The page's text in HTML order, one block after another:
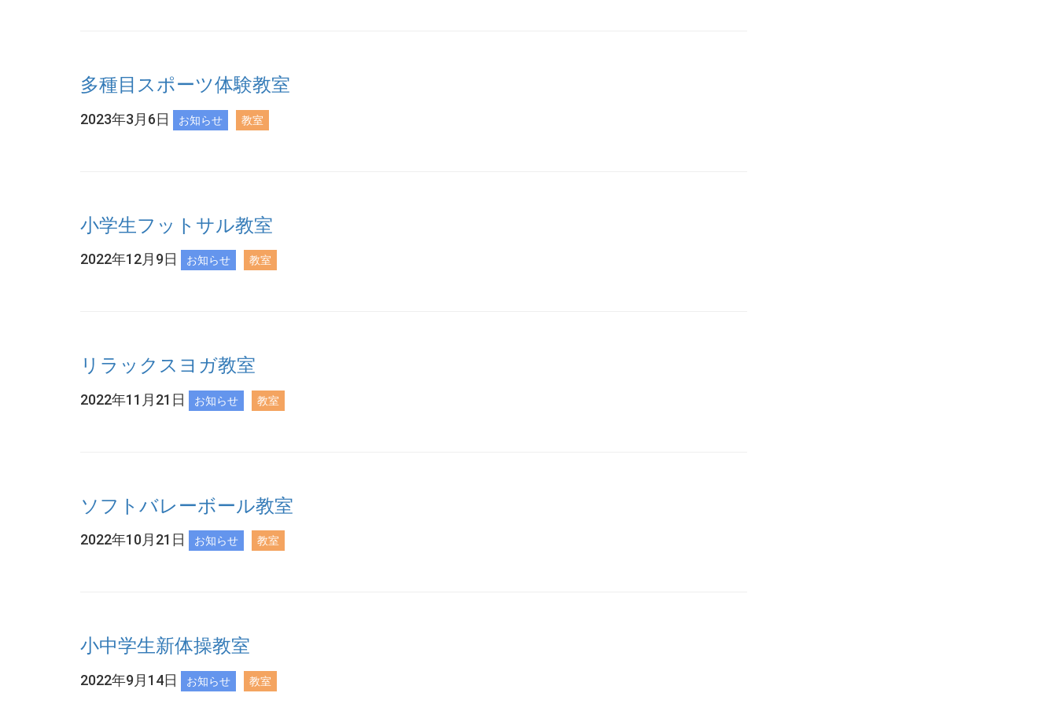
多種目スポーツ体験教室
2023年3月6日 お知らせ 教室
小学生フットサル教室
2022年12月9日 お知らせ 教室
リラックスヨガ教室
2022年11月21日 お知らせ 教室
ソフトバレーボール教室
2022年10月21日 お知らせ 教室
小中学生新体操教室
2022年9月14日 お知らせ 教室